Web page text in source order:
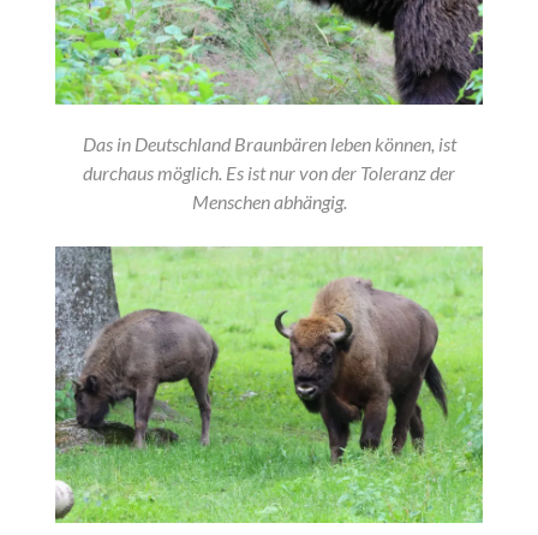
Das in Deutschland Braunbären leben können, ist
durchaus möglich. Es ist nur von der Toleranz der
Menschen abhängig.